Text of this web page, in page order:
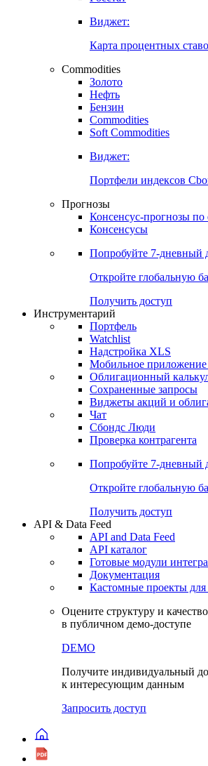
Виджет:
Карта процентных
Commodities
Золото
Нефть
Бензин
Commodities
Soft Commodities
Виджет:
Портфели индексов
Прогнозы
Консенсус-прогнозы по
Консенсусы
Попробуйте 7-дневный
Откройте глобальную
Получить доступ
Инструментарий
Портфель
Watchlist
Надстройка XLS
Мобильное приложение
Облигационный
Сохраненные запросы
Виджеты акций и
Чат
Сбондс Люди
Проверка контрагента
Попробуйте 7-дневный
Откройте глобальную
Получить доступ
API & Data Feed
API and Data Feed
API каталог
Готовые модули
Документация
Кастомные проекты для
Оцените структуру и
в публичном демо-доступе
DEMO
Получите индивидуальный
к интересующим данным
Запросить доступ